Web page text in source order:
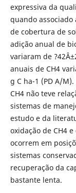
expressiva da
quando
de cobertura de
adição anual de
variaram de
anuais de CH4
g C ha-1 (PD A/
CH4 não teve
sistemas de
estudo e da
oxidação de CH4
ocorrem em
sistemas
recuperação da
bastante lenta.